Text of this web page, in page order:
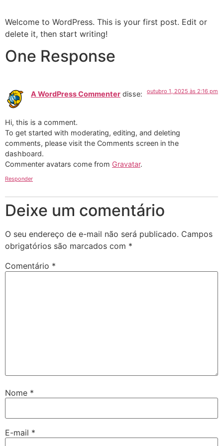
to
content
Welcome to WordPress. This is your first post. Edit or
delete it, then start writing!
One Response
A WordPress Commenter disse: outubro 1, 2025 às 2:16 pm
Hi, this is a comment.
To get started with moderating, editing, and deleting
comments, please visit the Comments screen in the
dashboard.
Commenter avatars come from Gravatar.
Responder
Deixe um comentário
O seu endereço de e-mail não será publicado. Campos
obrigatórios são marcados com *
Comentário *
Nome *
E-mail *